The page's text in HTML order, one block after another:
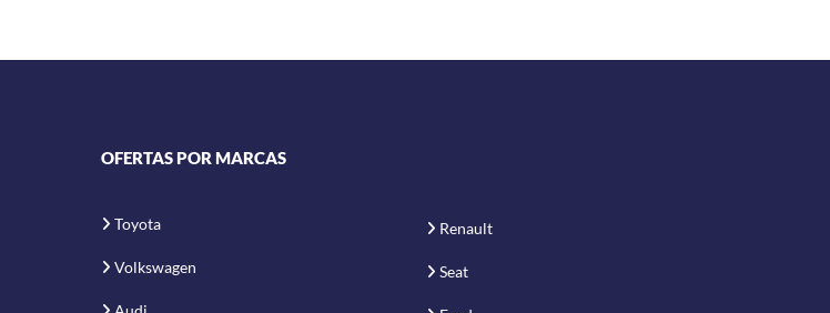
OFERTAS POR MARCAS
Toyota
Volkswagen
Renault
Seat